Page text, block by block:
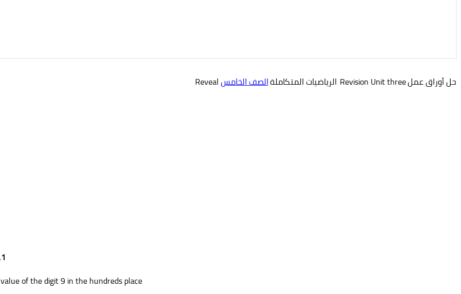
حل أوراق عمل Revision Unit three الرياضيات المتكاملة الصف الخامسReveal
1. Which statement about the digits in the number 39,906 is true?
of the digit 9 in the hundreds place.